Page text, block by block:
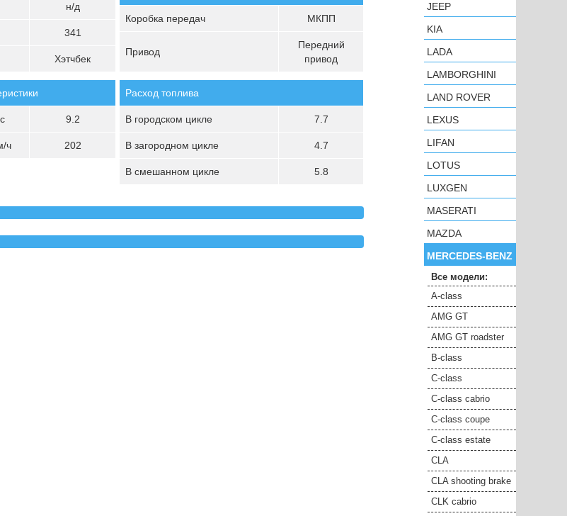
н/д
341
Хэтчбек
Коробка передач МКПП
Привод
Передний
привод
9.2
ч 202
Расход топлива
В городском цикле 7.7
В загородном цикле 4.7
В смешанном цикле 5.8
JEEP
KIA
LADA
LAMBORGHINI
LAND ROVER
LEXUS
LIFAN
LOTUS
LUXGEN
MASERATI
MAZDA
MERCEDES-BENZ
Все модели:
A-class
AMG GT
AMG GT roadster
B-class
C-class
C-class cabrio
C-class coupe
C-class estate
CLA
CLA shooting brake
CLK cabrio